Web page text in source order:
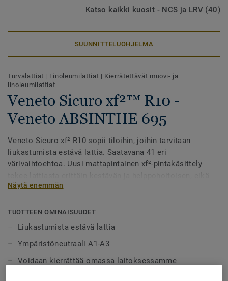
Katso kaikki kuosit - NCS ja LRV (40)
SUUNNITTELUOHJELMA
Turvalattiat | Linoleumilattiat | Kierrätettävät muovi- ja
linoleumilattiat
Veneto Sicuro xf²™ R10 -
Veneto ABSINTHE 695
Veneto Sicuro xf² R10 sopii tiloihin, joihin tarvitaan
liukastumista estävä lattia. Saatavana 41 eri
värivaihtoehtoa. Uusi mattapintainen xf²-pintakäsittely
vahaa tai hoitoaineita tarvita.
Näytä enemmän
TUOTTEEN OMINAISUUDET
Liukastumista estävä lattia
Ympäristöneutraali A1-A3
Voidaan kierrättää omassa laitoksessamme